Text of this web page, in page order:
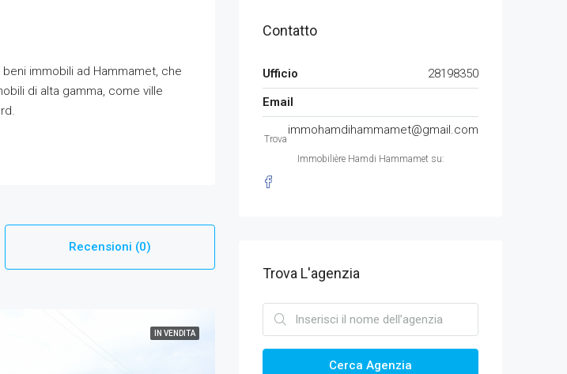
immobili ad Hammamet, che
di alta gamma, come ville
Recensioni (0)
IN VENDITA
Contatto
Ufficio
28198350
Email
immohamdihammamet@gmail.com
Trova
Immobilière Hamdi Hammamet su:
Trova L'agenzia
Cerca Agenzia